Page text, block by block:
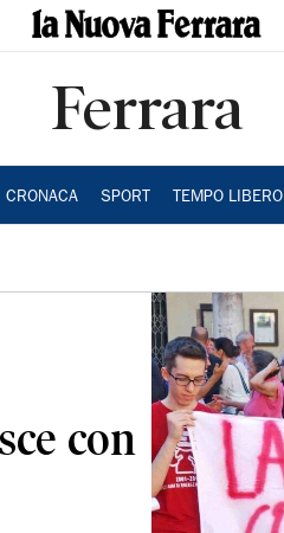
Ferrara
CRONACA SPORT TEMPO LIBERO
con